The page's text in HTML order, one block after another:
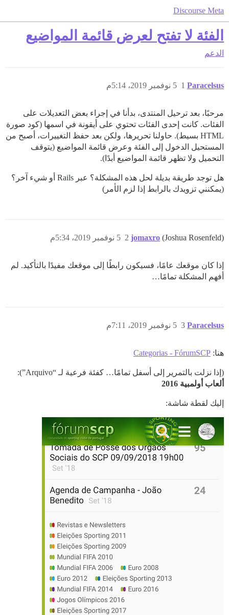
Discourse Meta
الفئة لا تفتح لعرض قائمة المواضيع
الدعم
Paracelsus 5 نوفمبر 2019، 5:14م 1
مرحبًا، بعد ترحيل المنتدى، بدأنا في إجراء بعض التعديلات على
الفئات. كانت إحدى الفئات تحتوي على أيقونة في اسمها (كود صورة
HTML بسيط). حاولنا تحريرها، ولكن بعد حفظ التغييرات، أصبح من
المستحيل الدخول إلى الفئة وعرض قائمة المواضيع (يتوقف
التحميل ولا تظهر قائمة المواضيع أبدًا).
هل توجد طريقة بديلة لحل هذه المشكلة؟ عبر Rails أو شيء آخر؟
(يمكنني تزويدك بالرابط إذا لزم الأمر)
jomaxro (Joshua Rosenfeld) 5 نوفمبر 2019، 5:34م 2
إذا كان موقعك عامًا، فسيكون رابطًا إلى موقعك مفيدًا بالتأكيد. لم
أفهم المشكلة تمامًا…
Paracelsus 5 نوفمبر 2019، 7:11م 3
هنا: Categorias - FórumSCP
(إذا نزلت بالتمرير إلى أسفل تمامًا… كفئة فرعية لـ “Arquivo”):
ألعاب أولمبية 2016
إليك لقطة شاشة: